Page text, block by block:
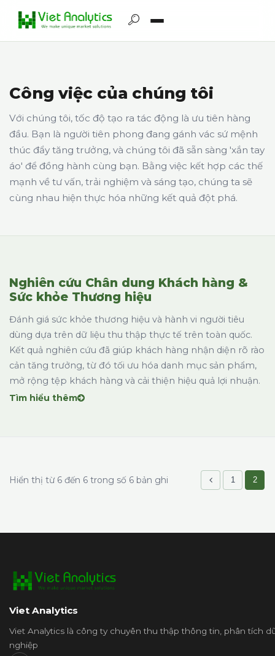
Công việc của chúng tôi
Với chúng tôi, tốc độ tạo ra tác động là ưu tiên hàng
đầu. Bạn là người tiên phong đang gánh vác sứ mệnh
thúc đẩy tăng trưởng, và chúng tôi đã sẵn sàng 'xắn tay
áo' để đồng hành cùng bạn. Bằng việc kết hợp các thế
mạnh về tư vấn, trải nghiệm và sáng tạo, chúng ta sẽ
cùng nhau hiện thực hóa những kết quả đột phá.
Nghiên cứu Chân dung Khách hàng &
Sức khỏe Thương hiệu
Đánh giá sức khỏe thương hiệu và hành vi người tiêu
dùng dựa trên dữ liệu thu thập thực tế trên toàn quốc.
Kết quả nghiên cứu đã giúp khách hàng nhận diện rõ rào
cản tăng trưởng, từ đó tối ưu hóa danh mục sản phẩm,
mở rộng tệp khách hàng và cải thiện hiệu quả lợi nhuận.
Tìm hiểu thêm
Hiển thị từ 6 đến 6 trong số 6 bản ghi 1 2
Viet Analytics
Viet Analytics là công ty chuyên thu thập thông tin, phân tích
nghiệp